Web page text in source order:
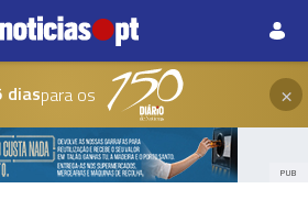
diaspara os ×
PUB